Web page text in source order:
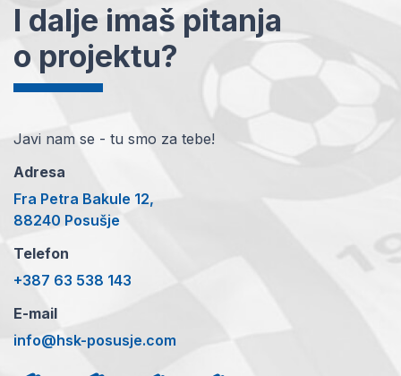
I dalje imaš pitanja
o projektu?
Javi nam se - tu smo za tebe!
Adresa
Fra Petra Bakule 12,
88240 Posušje
Telefon
+387 63 538 143
E-mail
info@hsk-posusje.com